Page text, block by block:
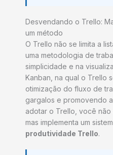
Desvendando o Trello:
um método
O Trello não se limita a
uma metodologia de
simplicidade e na
Kanban, na qual o Trello
otimização do fluxo de
gargalos e promovendo
adotar o Trello, você não
mas implementa um
produtividade Trello.